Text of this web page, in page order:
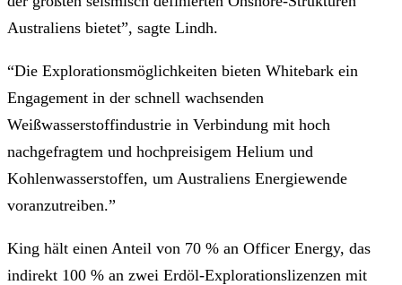
Australiens bietet”, sagte Lindh.
“Die Explorationsmöglichkeiten bieten Whitebark ein
Engagement in der schnell wachsenden
Weißwasserstoffindustrie in Verbindung mit hoch
nachgefragtem und hochpreisigem Helium und
Kohlenwasserstoffen, um Australiens Energiewende
voranzutreiben.”
King hält einen Anteil von 70 % an Officer Energy, das
indirekt 100 % an zwei Erdöl-Explorationslizenzen mit